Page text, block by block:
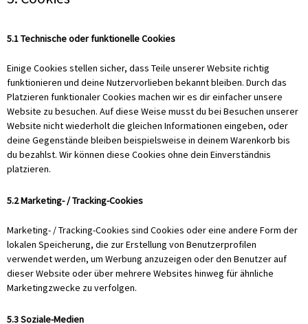
5.1 Technische oder funktionelle Cookies
Einige Cookies stellen sicher, dass Teile unserer Website richtig
funktionieren und deine Nutzervorlieben bekannt bleiben. Durch das
Platzieren funktionaler Cookies machen wir es dir einfacher unsere
Website zu besuchen. Auf diese Weise musst du bei Besuchen unserer
Website nicht wiederholt die gleichen Informationen eingeben, oder
deine Gegenstände bleiben beispielsweise in deinem Warenkorb bis
du bezahlst. Wir können diese Cookies ohne dein Einverständnis
platzieren.
5.2 Marketing- / Tracking-Cookies
Marketing- / Tracking-Cookies sind Cookies oder eine andere Form der
lokalen Speicherung, die zur Erstellung von Benutzerprofilen
verwendet werden, um Werbung anzuzeigen oder den Benutzer auf
dieser Website oder über mehrere Websites hinweg für ähnliche
Marketingzwecke zu verfolgen.
5.3 Soziale-Medien